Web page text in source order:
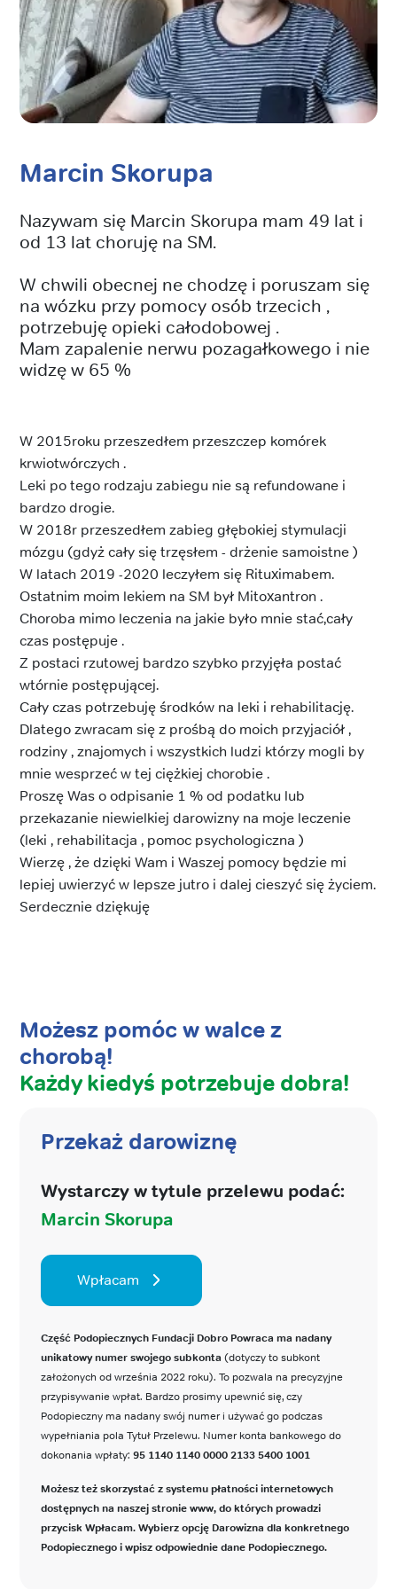
Marcin Skorupa
Nazywam się Marcin Skorupa mam 49 lat i
od 13 lat choruję na SM.
W chwili obecnej ne chodzę i poruszam się
na wózku przy pomocy osób trzecich ,
potrzebuję opieki całodobowej .
Mam zapalenie nerwu pozagałkowego i nie
widzę w 65 %
W 2015roku przeszedłem przeszczep komórek
krwiotwórczych .
Leki po tego rodzaju zabiegu nie są refundowane i
bardzo drogie.
W 2018r przeszedłem zabieg głębokiej stymulacji
mózgu (gdyż cały się trzęsłem - drżenie samoistne )
W latach 2019 -2020 leczyłem się Rituximabem.
Ostatnim moim lekiem na SM był Mitoxantron .
Choroba mimo leczenia na jakie było mnie stać,cały
czas postępuje .
Z postaci rzutowej bardzo szybko przyjęła postać
wtórnie postępującej.
Cały czas potrzebuję środków na leki i rehabilitację.
Dlatego zwracam się z prośbą do moich przyjaciół ,
rodziny , znajomych i wszystkich ludzi którzy mogli by
mnie wesprzeć w tej ciężkiej chorobie .
Proszę Was o odpisanie 1 % od podatku lub
przekazanie niewielkiej darowizny na moje leczenie
(leki , rehabilitacja , pomoc psychologiczna )
Wierzę , że dzięki Wam i Waszej pomocy będzie mi
lepiej uwierzyć w lepsze jutro i dalej cieszyć się życiem.
Serdecznie dziękuję
Możesz pomóc w walce z
chorobą!
Każdy kiedyś potrzebuje dobra!
Przekaż darowiznę
Wystarczy w tytule przelewu podać:
Marcin Skorupa
Wpłacam
Część Podopiecznych Fundacji Dobro Powraca ma nadany
unikatowy numer swojego subkonta (dotyczy to subkont
założonych od września 2022 roku). To pozwala na precyzyjne
przypisywanie wpłat. Bardzo prosimy upewnić się, czy
Podopieczny ma nadany swój numer i używać go podczas
wypełniania pola Tytuł Przelewu. Numer konta bankowego do
dokonania wpłaty: 95 1140 1140 0000 2133 5400 1001
Możesz też skorzystać z systemu płatności internetowych
dostępnych na naszej stronie www, do których prowadzi
przycisk Wpłacam. Wybierz opcję Darowizna dla konkretnego
Podopiecznego i wpisz odpowiednie dane Podopiecznego.